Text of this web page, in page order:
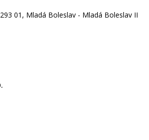
01, Mladá Boleslav - Mladá Boleslav II